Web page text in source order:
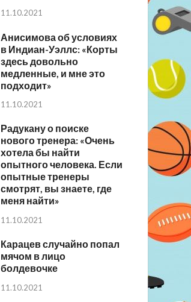
11.10.2021
Анисимова об условиях
в Индиан-Уэллс: «Корты
здесь довольно
медленные, и мне это
подходит»
11.10.2021
Радукану о поиске
нового тренера: «Очень
хотела бы найти
опытного человека. Если
опытные тренеры
смотрят, вы знаете, где
меня найти»
11.10.2021
Карацев случайно попал
мячом в лицо
болдевочке
11.10.2021